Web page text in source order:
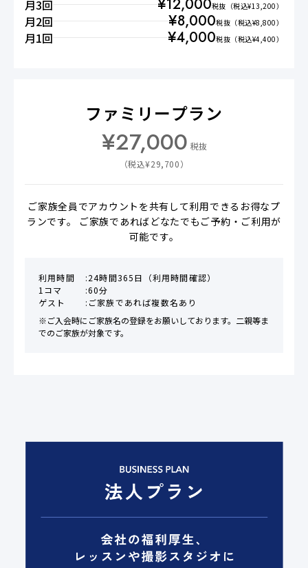
月3回 ¥12,000税抜 （税込¥13,200）
月2回 ¥8,000税抜 （税込¥8,800）
月1回 ¥4,000税抜 （税込¥4,400）
ファミリープラン
¥27,000 税抜
（税込¥29,700）
ご家族全員でアカウントを共有して利用できるお得なプ
ランです。 ご家族であればどなたでもご予約・ご利用が
可能です。
利用時間
24時間365日（利用時間確認）
1コマ
60分
ゲスト
ご家族であれば複数名あり
※ご入会時にご家族名の登録をお願いしております。二親等ま
でのご家族が対象です。